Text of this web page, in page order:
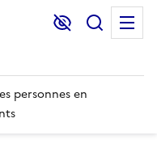
Lecture et
personnes en